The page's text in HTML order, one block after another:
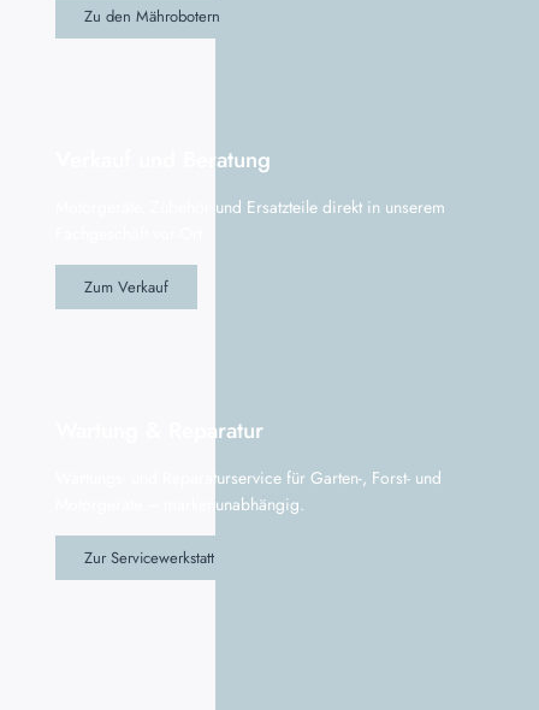
Zu den Mährobotern
Verkauf und Beratung
Motorgeräte, Zubehör und Ersatzteile direkt in unserem
Zum Verkauf
Wartung & Reparatur
Wartungs- und Reparaturservice für Garten-, Forst- und
Motorgeräte – markenunabhängig.
Zur Servicewerkstatt